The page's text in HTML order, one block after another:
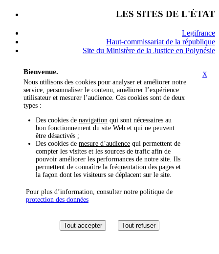
LES SITES DE L'ÉTAT
Legifrance
Haut-commissariat de la république
Site du Ministère de la Justice en Polynésie
X
Bienvenue.
Nous utilisons des cookies pour analyser et améliorer notre
service, personnaliser le contenu, améliorer l’expérience
utilisateur et mesurer l’audience. Ces cookies sont de deux
types :
Des cookies de navigation qui sont nécessaires au
bon fonctionnement du site Web et qui ne peuvent
être désactivés ;
Des cookies de mesure d’audience qui permettent de
compter les visites et les sources de trafic afin de
pouvoir améliorer les performances de notre site. Ils
permettent de connaître la fréquentation des pages et
la façon dont les visiteurs se déplacent sur le site.
Pour plus d’information, consulter notre politique de
protection des données
Tout accepter Tout refuser